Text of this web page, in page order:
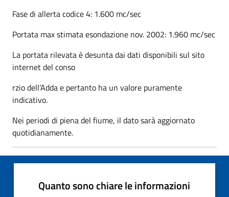
Fase di allerta codice 4: 1.600 mc/sec
Portata max stimata esondazione nov. 2002: 1.960 mc/sec
La portata rilevata è desunta dai dati disponibili sul sito
internet del conso
rzio dell’Adda e pertanto ha un valore puramente
indicativo.
Nei periodi di piena del fiume, il dato sarà aggiornato
quotidianamente.
Quanto sono chiare le informazioni